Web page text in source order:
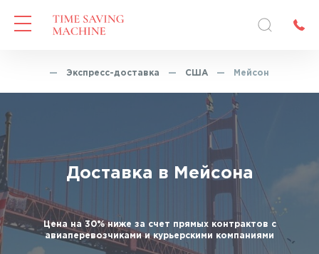
— Экспресс-доставка — США — Мейсон
Доставка в Мейсона
Цена на 30% ниже за счет прямых контрактов с
авиаперевозчиками и курьерскими компаниями